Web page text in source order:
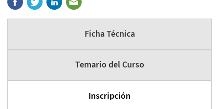
Ficha Técnica
Temario del Curso
Inscripción